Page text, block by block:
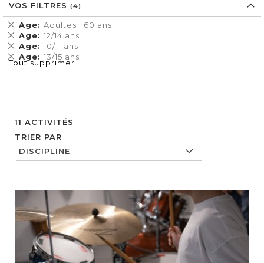
11 ACTIVITÉS
TRIER PAR
VOS FILTRES
Age Adultes +60 ans
Supprimer
cet
Élément
Age 12/14 ans
Supprimer
cet
Élément
Age 10/11 ans
Supprimer
cet
Élément
Age 13/15 ans
Supprimer
cet
Tout supprimer